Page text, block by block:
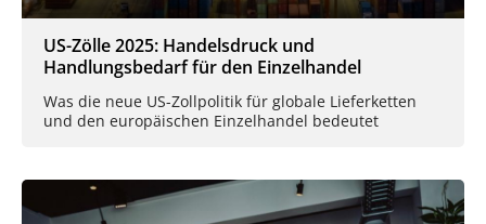
US-Zölle 2025: Handelsdruck und
Handlungsbedarf für den Einzelhandel
Was die neue US-Zollpolitik für globale Lieferketten
und den europäischen Einzelhandel bedeutet